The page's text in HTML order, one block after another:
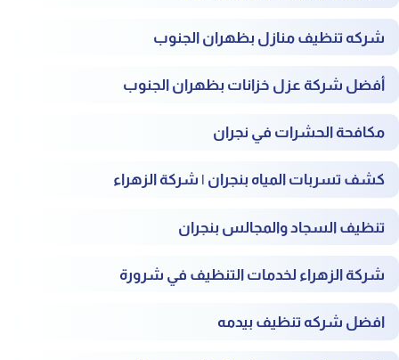
شركه تنظيف منازل بظهران الجنوب
أفضل شركة عزل خزانات بظهران الجنوب
مكافحة الحشرات في نجران
كشف تسربات المياه بنجران | شركة الزهراء
تنظيف السجاد والمجالس بنجران
شركة الزهراء لخدمات التنظيف في شرورة
افضل شركه تنظيف بيدمه